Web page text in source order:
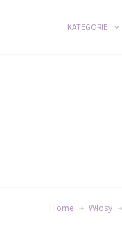
KATEGORIE
Home Włosy